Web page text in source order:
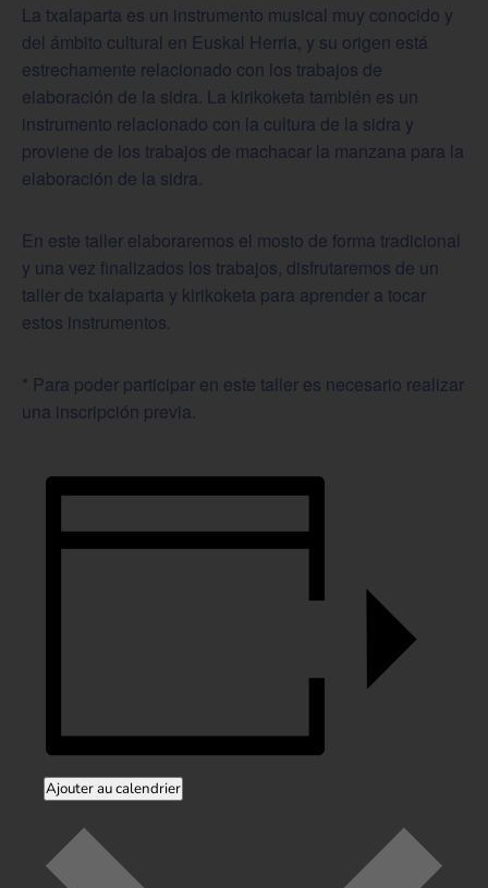
La txalaparta es un instrumento musical muy conocido y
del ámbito cultural en Euskal Herria, y su origen está
estrechamente relacionado con los trabajos de
elaboración de la sidra. La kirikoketa también es un
instrumento relacionado con la cultura de la sidra y
proviene de los trabajos de machacar la manzana para la
elaboración de la sidra.
En este taller elaboraremos el mosto de forma tradicional
y una vez finalizados los trabajos, disfrutaremos de un
taller de txalaparta y kirikoketa para aprender a tocar
estos instrumentos.
* Para poder participar en este taller es necesario realizar
una inscripción previa.
Ajouter au calendrier